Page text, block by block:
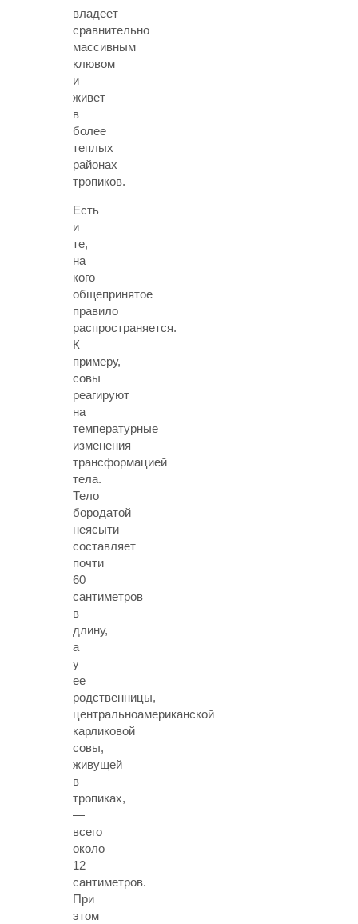
владеет
сравнительно
массивным
клювом
и
живет
в
более
теплых
районах
тропиков.
Есть
и
те,
на
кого
общепринятое
правило
распространяется.
К
примеру,
совы
реагируют
на
температурные
изменения
трансформацией
тела.
Тело
бородатой
неясыти
составляет
почти
60
сантиметров
в
длину,
а
у
ее
родственницы,
центральноамериканской
карликовой
совы,
живущей
в
тропиках,
—
всего
около
12
сантиметров.
При
этом